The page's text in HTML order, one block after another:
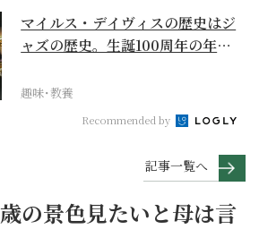
マイルス・デイヴィスの歴史はジ
ャズの歴史。生誕100周年の年に
趣味･教養
Recommended by
記事一覧へ
の景色見たいと母は言